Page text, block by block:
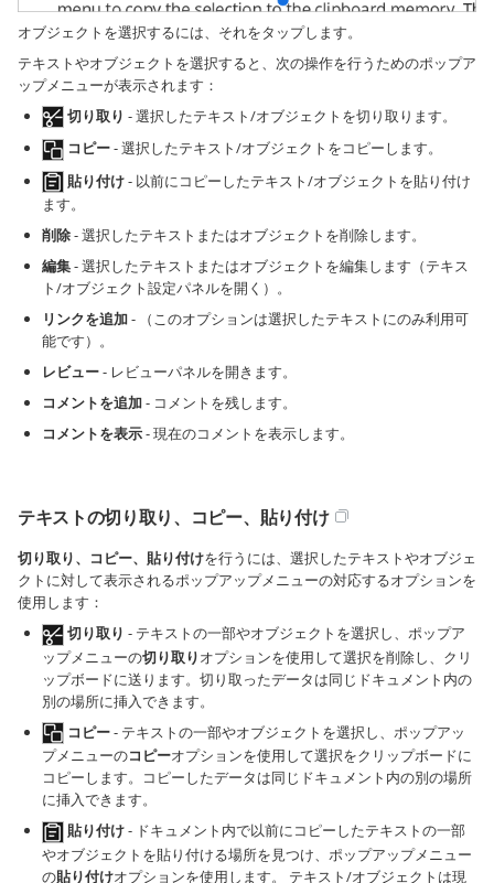
オブジェクトを選択するには、それをタップします。
テキストやオブジェクトを選択すると、次の操作を行うためのポップア
ップメニューが表示されます：
切り取り - 選択したテキスト/オブジェクトを切り取ります。
コピー- 選択したテキスト/オブジェクトをコピーします。
貼り付け- 以前にコピーしたテキスト/オブジェクトを貼り付け
ます。
削除- 選択したテキストまたはオブジェクトを削除します。
編集- 選択したテキストまたはオブジェクトを編集します（テキス
ト/オブジェクト設定パネルを開く）。
リンクを追加- （このオプションは選択したテキストにのみ利用可
能です）。
レビュー- レビューパネルを開きます。
コメントを追加- コメントを残します。
コメントを表示- 現在のコメントを表示します。
テキストの切り取り、コピー、貼り付け
切り取り、コピー、貼り付けを行うには、選択したテキストやオブジェ
クトに対して表示されるポップアップメニューの対応するオプションを
使用します：
切り取り - テキストの一部やオブジェクトを選択し、ポップア
ップメニューの切り取りオプションを使用して選択を削除し、クリ
ップボードに送ります。切り取ったデータは同じドキュメント内の
別の場所に挿入できます。
コピー- テキストの一部やオブジェクトを選択し、ポップアッ
プメニューのコピーオプションを使用して選択をクリップボードに
コピーします。コピーしたデータは同じドキュメント内の別の場所
に挿入できます。
貼り付け- ドキュメント内で以前にコピーしたテキストの一部
やオブジェクトを貼り付ける場所を見つけ、ポップアップメニュー
の貼り付けオプションを使用します。 テキスト/オブジェクトは現